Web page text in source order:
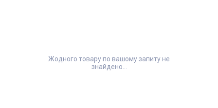
Жодного товару по вашому запиту не
знайдено...